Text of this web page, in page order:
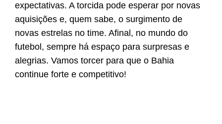
expectativas. A torcida pode esperar por novas
aquisições e, quem sabe, o surgimento de
novas estrelas no time. Afinal, no mundo do
futebol, sempre há espaço para surpresas e
alegrias. Vamos torcer para que o Bahia
continue forte e competitivo!